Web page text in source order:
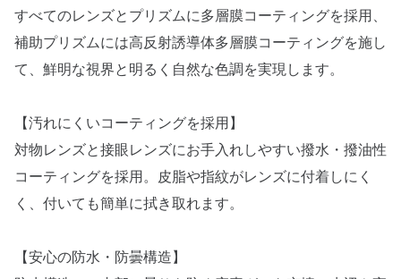
すべてのレンズとプリズムに多層膜コーティングを採用、
補助プリズムには高反射誘導体多層膜コーティングを施し
て、鮮明な視界と明るく自然な色調を実現します。
【汚れにくいコーティングを採用】
対物レンズと接眼レンズにお手入れしやすい撥水・撥油性
コーティングを採用。皮脂や指紋がレンズに付着しにく
く、付いても簡単に拭き取れます。
【安心の防水・防曇構造】